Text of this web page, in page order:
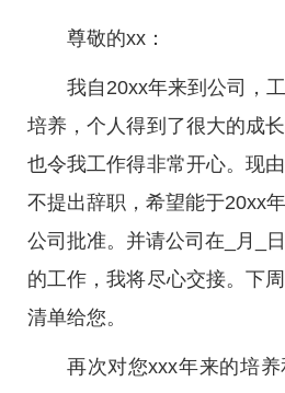
尊敬的xx：
我自20xx年来到公司，
培养，个人得到了很大的成
也令我工作得非常开心。现
不提出辞职，希望能于20xx
公司批准。并请公司在_月_
的工作，我将尽心交接。下
清单给您。
再次对您xxx年来的培